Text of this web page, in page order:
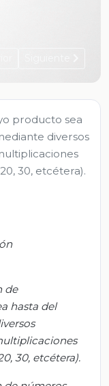
producto sea
diversos
30, etcétera).
de
hasta del
30, etcétera).